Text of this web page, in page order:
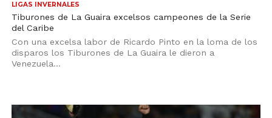
LIGAS INVERNALES
Tiburones de La Guaira excelsos campeones de la Serie
del Caribe
Con una excelsa labor de Ricardo Pinto en la loma de los
disparos los Tiburones de La Guaira le dieron a
Venezuela...